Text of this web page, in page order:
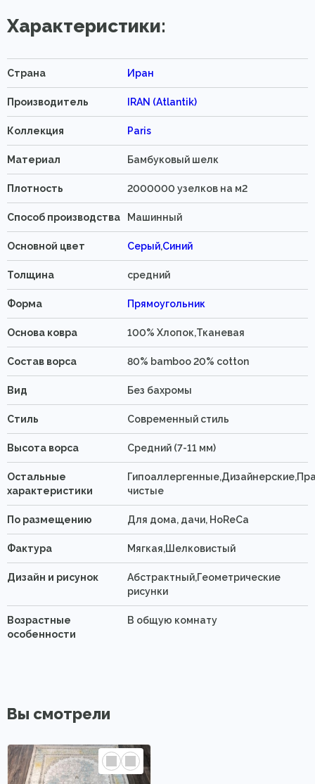
Характеристики:
Страна Иран
Производитель IRAN (Atlantik)
Коллекция Paris
Материал Бамбуковый шелк
Плотность 2000000 узелков на м2
Способ производства Машинный
Основной цвет Серый,Синий
Толщина средний
Форма Прямоугольник
Основа ковра 100% Хлопок,Тканевая
Состав ворса 80% bamboo 20% cotton
Вид Без бахромы
Стиль Современный стиль
Высота ворса Средний (7-11 мм)
Остальные
характеристики
чистые
По размещению Для дома, дачи, HoReCa
Фактура Мягкая,Шелковистый
Дизайн и рисунок
Абстрактный,Геометрические
рисунки
Возрастные
особенности
В общую комнату
Вы смотрели